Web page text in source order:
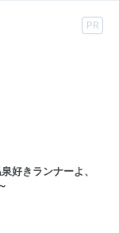
PR
好きランナーよ、